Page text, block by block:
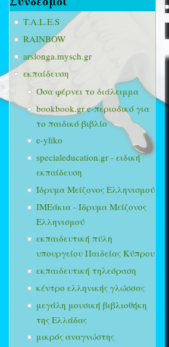
T.A.L.E.S
RAINBOW
arslonga.mysch.gr
εκπαίδευση
Όσα φέρνει το διάλειμμα
bookbook.gr e-περιοδικό για
το παιδικό βιβλίο
e-yliko
specialeducation.gr - ειδική
εκπαίδευση
Ίδρυμα Μείζονος Ελληνισμού
ΙΜΕάκια - Ίδρυμα Μείζονος
Ελληνισμού
εκπαιδευτική πύλη
υπουργείου Παιδείας Κύπρου
εκπαιδευτική τηλεόραση
κέντρο ελληνικής γλώσσας
μεγάλη μουσική βιβλιοθήκη
της Ελλάδας
μικρός αναγνώστης